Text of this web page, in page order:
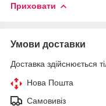
Приховати
Умови доставки
Доставка здійснюється
Нова Пошта
Самовивіз